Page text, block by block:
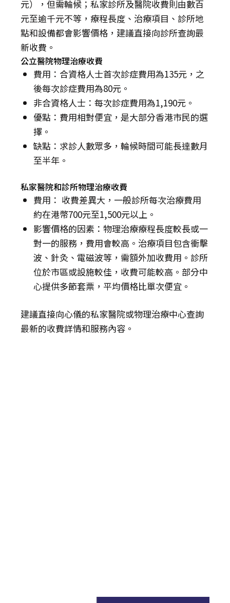
元），但需輪候；私家診所及醫院收費則由數百
元至逾千元不等，療程長度、治療項目、診所地
點和設備都會影響價格，建議直接向診所查詢最
新收費。
公立醫院物理治療收費
費用：合資格人士首次診症費用為135元，之
後每次診症費用為80元。
非合資格人士：每次診症費用為1,190元。
優點：費用相對便宜，是大部分香港市民的選
擇。
缺點：求診人數眾多，輪候時間可能長達數月
至半年。
私家醫院和診所物理治療收費
費用： 收費差異大，一般診所每次治療費用
約在港幣700元至1,500元以上。
影響價格的因素：物理治療療程長度較長或一
對一的服務，費用會較高。治療項目包含衝擊
波、針灸、電磁波等，需額外加收費用。診所
位於市區或設施較佳，收費可能較高。部分中
心提供多節套票，平均價格比單次便宜。
建議直接向心儀的私家醫院或物理治療中心查詢
最新的收費詳情和服務內容。